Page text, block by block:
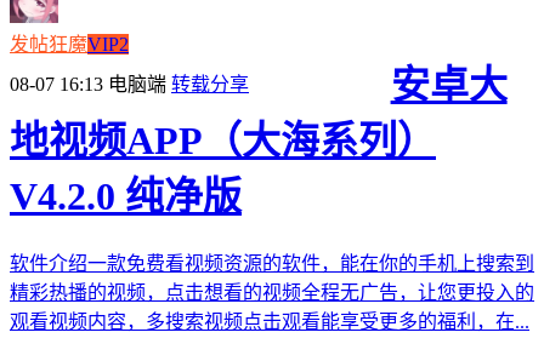
发帖狂魔VIP2
08-07 16:13 电脑端 转载分享
安卓大
地视频APP（大海系列）
V4.2.0 纯净版
软件介绍一款免费看视频资源的软件，能在你的手机上搜索到
精彩热播的视频，点击想看的视频全程无广告，让您更投入的
观看视频内容，多搜索视频点击观看能享受更多的福利，在...